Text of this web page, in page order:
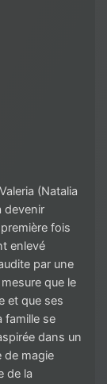
(Natalia
devenir
fois
enlevé
par une
que le
et que ses
famille se
dans un
de magie
de la